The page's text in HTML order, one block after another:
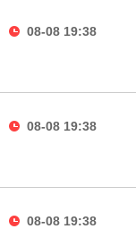
08-08 19:38
08-08 19:38
08-08 19:38